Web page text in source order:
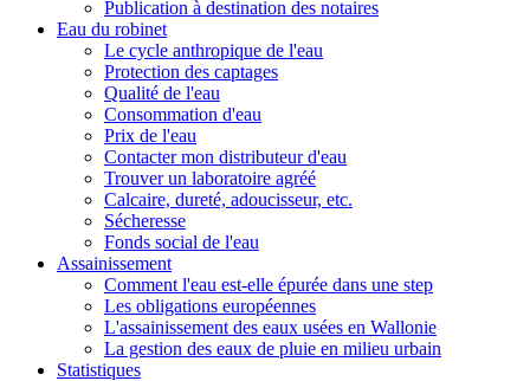
Publication à destination des notaires
Eau du robinet
Le cycle anthropique de l'eau
Protection des captages
Qualité de l'eau
Consommation d'eau
Prix de l'eau
Contacter mon distributeur d'eau
Trouver un laboratoire agréé
Calcaire, dureté, adoucisseur, etc.
Sécheresse
Fonds social de l'eau
Assainissement
Comment l'eau est-elle épurée dans une step
Les obligations européennes
L'assainissement des eaux usées en Wallonie
La gestion des eaux de pluie en milieu urbain
Statistiques